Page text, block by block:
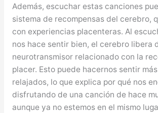
Además, escuchar estas canciones
sistema de recompensas del cerebro,
con experiencias placenteras. Al
nos hace sentir bien, el cerebro libera
neurotransmisor relacionado con la
placer. Esto puede hacernos sentir
relajados, lo que explica por qué nos
disfrutando de una canción de hace
aunque ya no estemos en el mismo